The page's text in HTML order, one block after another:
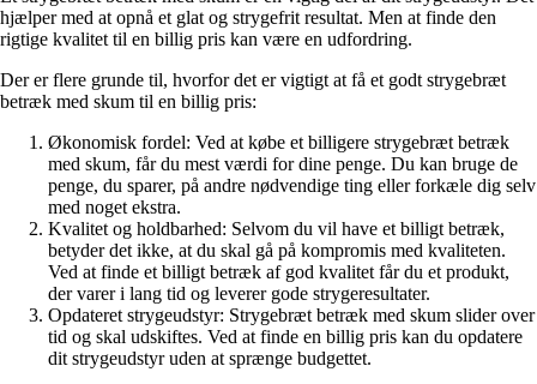
hjælper med at opnå et glat og strygefrit resultat. Men at finde den
rigtige kvalitet til en billig pris kan være en udfordring.
Der er flere grunde til, hvorfor det er vigtigt at få et godt strygebræt
betræk med skum til en billig pris:
Økonomisk fordel: Ved at købe et billigere strygebræt betræk
med skum, får du mest værdi for dine penge. Du kan bruge de
penge, du sparer, på andre nødvendige ting eller forkæle dig selv
med noget ekstra.
Kvalitet og holdbarhed: Selvom du vil have et billigt betræk,
betyder det ikke, at du skal gå på kompromis med kvaliteten.
Ved at finde et billigt betræk af god kvalitet får du et produkt,
der varer i lang tid og leverer gode strygeresultater.
Opdateret strygeudstyr: Strygebræt betræk med skum slider over
tid og skal udskiftes. Ved at finde en billig pris kan du opdatere
dit strygeudstyr uden at sprænge budgettet.